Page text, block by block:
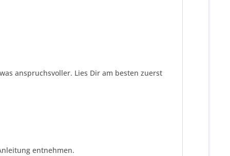
anspruchsvoller. Lies Dir am besten zuerst
entnehmen.